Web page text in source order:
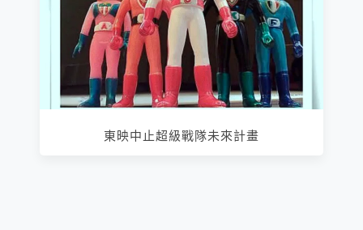
東映中止超級戰隊未來計畫